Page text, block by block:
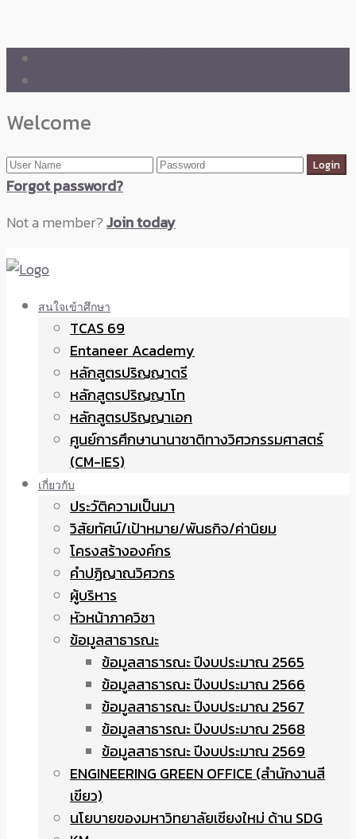
Welcome
Forgot password?
Not a member?Join today
สนใจเข้าศึกษา
TCAS 69
Entaneer Academy
หลักสูตรปริญญาตรี
หลักสูตรปริญญาโท
หลักสูตรปริญญาเอก
ศูนย์การศึกษานานาชาติทางวิศวกรรมศาสตร์
(CM-IES)
เกี่ยวกับ
ประวัติความเป็นมา
วิสัยทัศน์/เป้าหมาย/พันธกิจ/ค่านิยม
โครงสร้างองค์กร
คำปฏิญาณวิศวกร
ผู้บริหาร
หัวหน้าภาควิชา
ข้อมูลสาธารณะ
ข้อมูลสาธารณะ ปีงบประมาณ 2565
ข้อมูลสาธารณะ ปีงบประมาณ 2566
ข้อมูลสาธารณะ ปีงบประมาณ 2567
ข้อมูลสาธารณะ ปีงบประมาณ 2568
ข้อมูลสาธารณะ ปีงบประมาณ 2569
ENGINEERING GREEN OFFICE (สำนักงานสี
เขียว)
นโยบายของมหาวิทยาลัยเชียงใหม่ ด้าน SDG